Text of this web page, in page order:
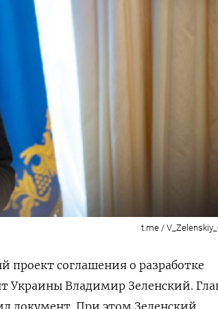
t.me /
проект соглашения о разработке
Украины Владимир Зеленский.
документ. При этом Зеленский